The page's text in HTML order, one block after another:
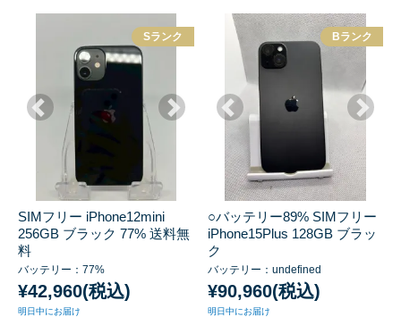
Sランク
SIMフリー iPhone12mini
256GB ブラック 77% 送料無
料
バッテリー：77%
¥42,960(税込)
明日中にお届け
Bランク
○バッテリー89% SIMフリー
iPhone15Plus 128GB ブラッ
ク
バッテリー：undefined
¥90,960(税込)
明日中にお届け